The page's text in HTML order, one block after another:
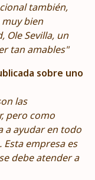
también,
bien
Ole Sevilla, un
tan amables"
sobre uno
las
pero como
a ayudar en todo
empresa es
debe atender a